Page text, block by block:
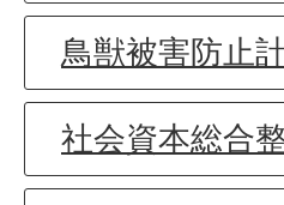
鳥獣被害防止
社会資本総合